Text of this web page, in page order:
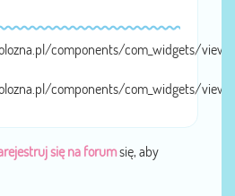
components/com_widgets/
components/com_widgets/
się na forumsię, aby